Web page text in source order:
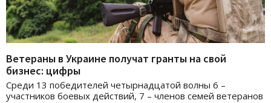
Ветераны в Украине получат гранты на свой
бизнес: цифры
Среди 13 победителей четырнадцатой волны 6 –
участников боевых действий, 7 – членов семей ветеранов